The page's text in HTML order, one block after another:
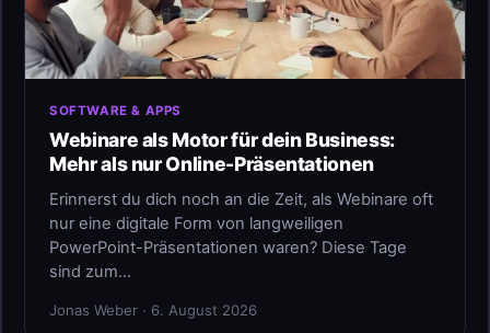
SOFTWARE & APPS
Webinare als Motor für dein Business:
Mehr als nur Online-Präsentationen
Erinnerst du dich noch an die Zeit, als Webinare oft
nur eine digitale Form von langweiligen
PowerPoint-Präsentationen waren? Diese Tage
sind zum…
Jonas Weber · 6. August 2026